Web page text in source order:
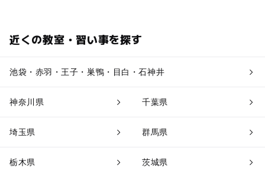
近くの教室・習い事を探す
池袋・赤羽・王子・巣鴨・目白・石神井
神奈川県 千葉県
埼玉県 群馬県
栃木県 茨城県